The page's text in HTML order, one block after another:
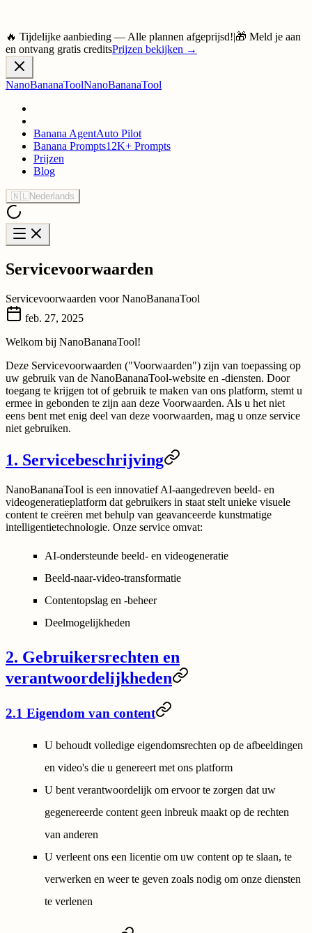
🔥 Tijdelijke aanbieding — Alle plannen afgeprijsd!|🎁 Meld je aan
en ontvang gratis creditsPrijzen bekijken →
NanoBananaToolNanoBananaTool
Banana AgentAuto Pilot
Banana Prompts12K+ Prompts
Prijzen
Blog
🇳🇱Nederlands
Servicevoorwaarden
Servicevoorwaarden voor NanoBananaTool
feb. 27, 2025
Welkom bij NanoBananaTool!
Deze Servicevoorwaarden ("Voorwaarden") zijn van toepassing op
uw gebruik van de NanoBananaTool-website en -diensten. Door
toegang te krijgen tot of gebruik te maken van ons platform, stemt u
ermee in gebonden te zijn aan deze Voorwaarden. Als u het niet
eens bent met enig deel van deze voorwaarden, mag u onze service
niet gebruiken.
1. Servicebeschrijving
NanoBananaTool is een innovatief AI-aangedreven beeld- en
videogeneratieplatform dat gebruikers in staat stelt unieke visuele
content te creëren met behulp van geavanceerde kunstmatige
intelligentietechnologie. Onze service omvat:
AI-ondersteunde beeld- en videogeneratie
Beeld-naar-video-transformatie
Contentopslag en -beheer
Deelmogelijkheden
2. Gebruikersrechten en
verantwoordelijkheden
2.1 Eigendom van content
U behoudt volledige eigendomsrechten op de afbeeldingen
en video's die u genereert met ons platform
U bent verantwoordelijk om ervoor te zorgen dat uw
gegenereerde content geen inbreuk maakt op de rechten
van anderen
U verleent ons een licentie om uw content op te slaan, te
verwerken en weer te geven zoals nodig om onze diensten
te verlenen